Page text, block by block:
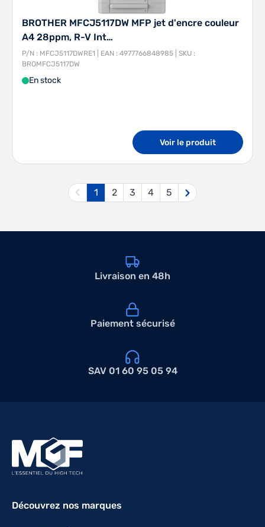
BROTHER MFCJ5117DW MFP jet d'encre couleur
A4 28ppm, R-V Int…
P/N : MFCJ5117DWRE1 | EAN : 4977766848985 | SKU :
BROMFCJ5117DW
En stock
Voir le produit
Vous lisez actuellement la page
1
Page
2
Page
3
Page
4
Page
5
Livraison en 48h
Paiement sécurisé
SAV 01 60 95 05 94
Découvrez nos marques